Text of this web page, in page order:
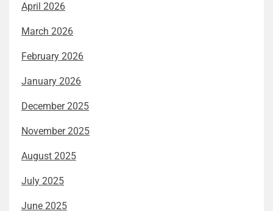
April 2026
March 2026
February 2026
January 2026
December 2025
November 2025
August 2025
July 2025
June 2025